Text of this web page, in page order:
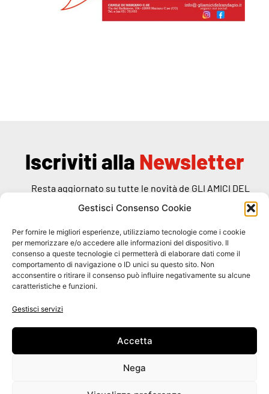
Gestisci Consenso Cookie
Per fornire le migliori esperienze, utilizziamo tecnologie come i cookie
per memorizzare e/o accedere alle informazioni del dispositivo. Il
consenso a queste tecnologie ci permetterà di elaborare dati come il
comportamento di navigazione o ID unici su questo sito. Non
acconsentire o ritirare il consenso può influire negativamente su alcune
caratteristiche e funzioni.
Gestisci servizi
Accetta
Nega
Iscriviti alla Newsletter
Resta aggiornato su tutte le novità de GLI AMICI DEL
RANDAGIO
Dichiaro di aver preso visione dell'informativa specifica